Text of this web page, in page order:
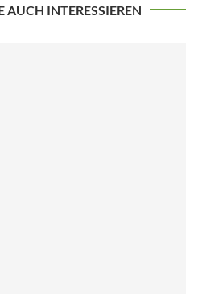
AUCH INTERESSIEREN